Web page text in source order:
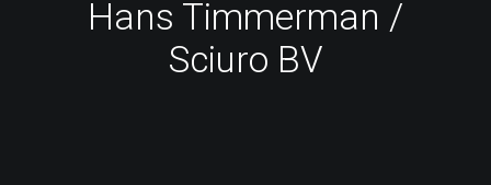
Hans Timmerman /
Sciuro BV